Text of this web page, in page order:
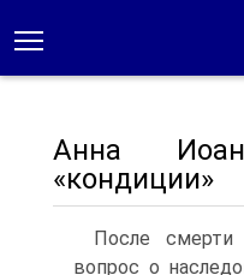
Анна
«кондиции»
После
вопрос о